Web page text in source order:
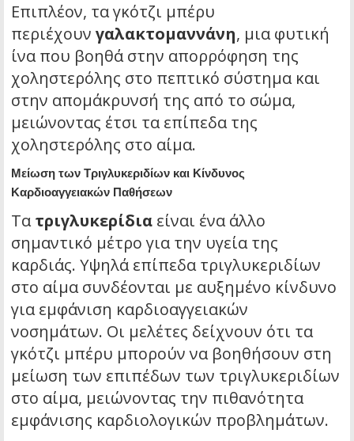
Επιπλέον, τα γκότζι μπέρυ
περιέχουν γαλακτομαννάνη, μια φυτική
ίνα που βοηθά στην απορρόφηση της
χοληστερόλης στο πεπτικό σύστημα και
στην απομάκρυνσή της από το σώμα,
μειώνοντας έτσι τα επίπεδα της
χοληστερόλης στο αίμα.
Μείωση των Τριγλυκεριδίων και Κίνδυνος
Καρδιοαγγειακών Παθήσεων
Τα τριγλυκερίδια είναι ένα άλλο
σημαντικό μέτρο για την υγεία της
καρδιάς. Υψηλά επίπεδα τριγλυκεριδίων
στο αίμα συνδέονται με αυξημένο κίνδυνο
για εμφάνιση καρδιοαγγειακών
νοσημάτων. Οι μελέτες δείχνουν ότι τα
γκότζι μπέρυ μπορούν να βοηθήσουν στη
μείωση των επιπέδων των τριγλυκεριδίων
στο αίμα, μειώνοντας την πιθανότητα
εμφάνισης καρδιολογικών προβλημάτων.